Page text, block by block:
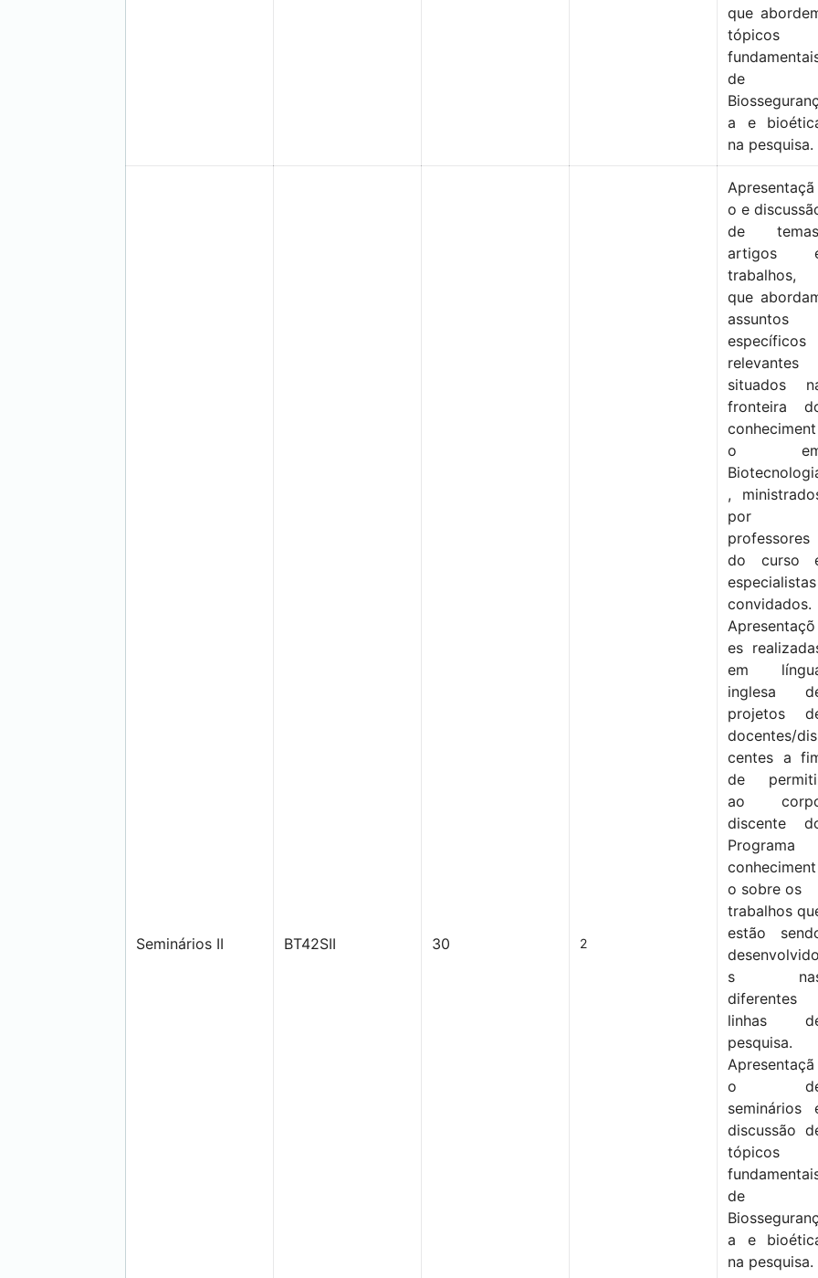
que
tópicos
de
Biosseguranç
a e
na pesquisa.
Seminários II BT42SII 30 2
Apresentaçã
o e
de
artigos
trabalhos,
que
assuntos
específicos
relevantes
situados
fronteira
conheciment
o
,
por
professores
do curso
especialistas
convidados.
Apresentaçõ
es
em
inglesa
projetos
docentes/dis
centes a
de
ao
discente
Programa
conheciment
o sobre os
trabalhos
estão
desenvolvido
s
diferentes
linhas
pesquisa.
Apresentaçã
o
seminários
discussão
tópicos
de
Biosseguranç
a e
na pesquisa.